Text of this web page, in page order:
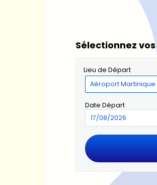
Sélectionnez
Lieu de Départ
Date Départ